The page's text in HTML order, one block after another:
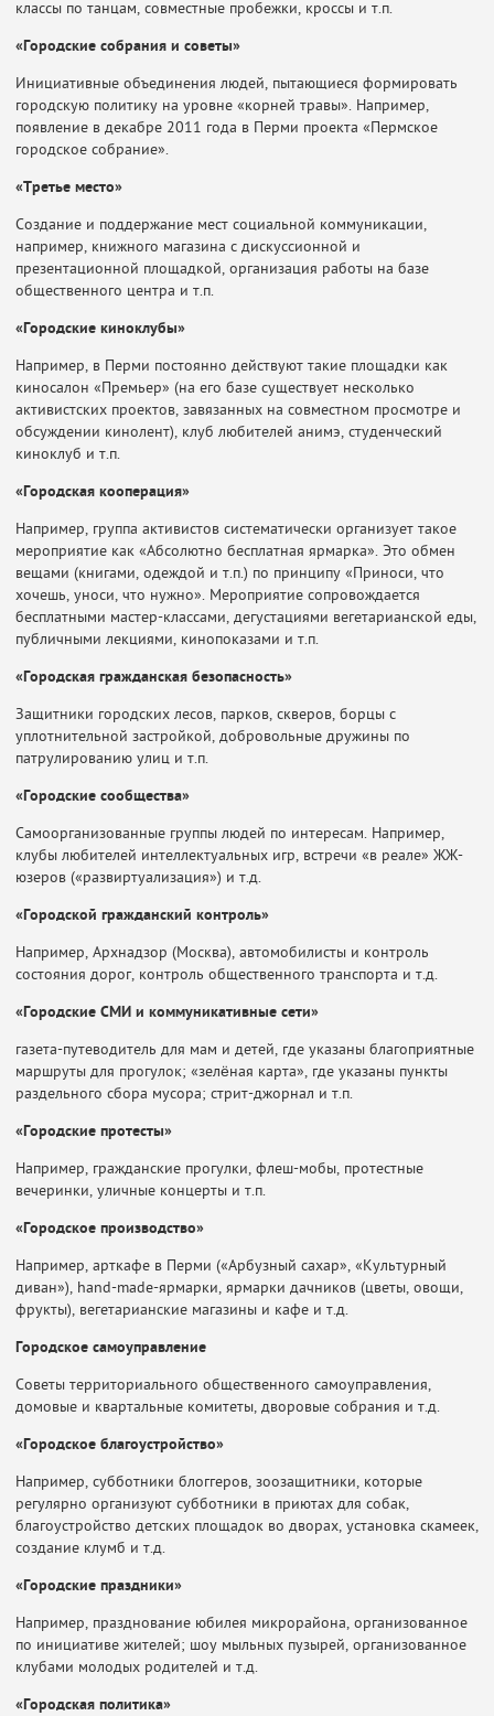
классы по танцам, совместные пробежки, кроссы и т.п.
«Городские собрания и советы»
Инициативные объединения людей, пытающиеся формировать
городскую политику на уровне «корней травы». Например,
появление в декабре 2011 года в Перми проекта «Пермское
городское собрание».
«Третье место»
Создание и поддержание мест социальной коммуникации,
например, книжного магазина с дискуссионной и
презентационной площадкой, организация работы на базе
общественного центра и т.п.
«Городские киноклубы»
Например, в Перми постоянно действуют такие площадки как
киносалон «Премьер» (на его базе существует несколько
активистских проектов, завязанных на совместном просмотре и
обсуждении кинолент), клуб любителей анимэ, студенческий
киноклуб и т.п.
«Городская кооперация»
Например, группа активистов систематически организует такое
мероприятие как «Абсолютно бесплатная ярмарка». Это обмен
вещами (книгами, одеждой и т.п.) по принципу «Приноси, что
хочешь, уноси, что нужно». Мероприятие сопровождается
бесплатными мастер-классами, дегустациями вегетарианской еды,
публичными лекциями, кинопоказами и т.п.
«Городская гражданская безопасность»
Защитники городских лесов, парков, скверов, борцы с
уплотнительной застройкой, добровольные дружины по
патрулированию улиц и т.п.
«Городские сообщества»
Самоорганизованные группы людей по интересам. Например,
клубы любителей интеллектуальных игр, встречи «в реале» ЖЖ-
юзеров («развиртуализация») и т.д.
«Городской гражданский контроль»
Например, Архнадзор (Москва), автомобилисты и контроль
состояния дорог, контроль общественного транспорта и т.д.
«Городские СМИ и коммуникативные сети»
газета-путеводитель для мам и детей, где указаны благоприятные
маршруты для прогулок; «зелёная карта», где указаны пункты
раздельного сбора мусора; стрит-джорнал и т.п.
«Городские протесты»
Например, гражданские прогулки, флеш-мобы, протестные
вечеринки, уличные концерты и т.п.
«Городское производство»
Например, арткафе в Перми («Арбузный сахар», «Культурный
диван»), hand-made-ярмарки, ярмарки дачников (цветы, овощи,
фрукты), вегетарианские магазины и кафе и т.д.
Городское самоуправление
Советы территориального общественного самоуправления,
домовые и квартальные комитеты, дворовые собрания и т.д.
«Городское благоустройство»
Например, субботники блоггеров, зоозащитники, которые
регулярно организуют субботники в приютах для собак,
благоустройство детских площадок во дворах, установка скамеек,
создание клумб и т.д.
«Городские праздники»
Например, празднование юбилея микрорайона, организованное
по инициативе жителей; шоу мыльных пузырей, организованное
клубами молодых родителей и т.д.
«Городская политика»